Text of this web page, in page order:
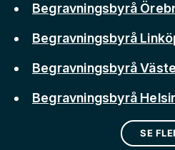
Begravningsbyrå
Begravningsbyrå
Begravningsbyrå
Begravningsbyrå
SE